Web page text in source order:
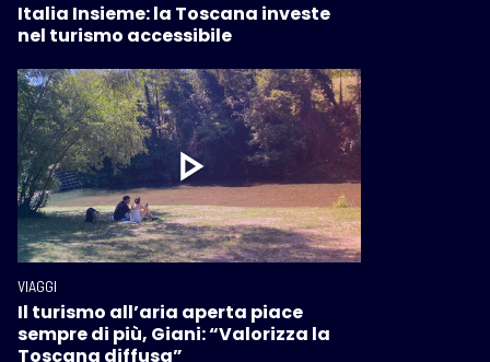
Italia Insieme: la Toscana investe
nel turismo accessibile
VIAGGI
Il turismo all’aria aperta piace
sempre di più, Giani: “Valorizza la
Toscana diffusa”